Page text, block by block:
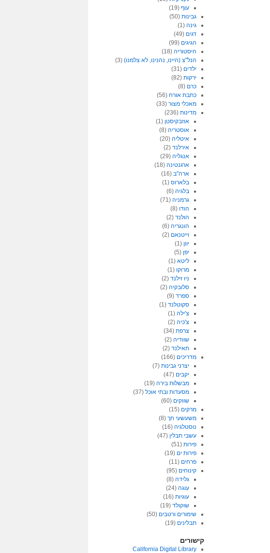
עוף (19)
גבינות(50)
גינה(1)
דגים (49)
הגיגים (99)
היסטוריה(18)
הנל"צ (היינו, נהנינו, לא צלמנו)(3)
ילדים (31)
ירקות(82)
כרם (8)
כתבת אורח (56)
מאכלי מצור(33)
מדינות(236)
אוזבקיסטן (1)
אוסטריה (8)
איטליה (20)
אירלנד (2)
אנגליה (29)
ארגנטינה (18)
ארה"ב (16)
בלארוס (1)
בלגיה (6)
גרמניה (71)
הודו (8)
הולנד (2)
הונגריה (6)
וייטנאם (2)
יוון (1)
יפן (5)
ליטא (1)
מרוקו (1)
ניו זילנד (2)
סלובקיה (2)
ספרד (9)
סקוטלנד (1)
צ'ילה (1)
צ'כיה (2)
צרפת (34)
שוודיה (2)
תאילנד (2)
מדריכים (166)
יצרני גבינות (7)
יקבים (47)
מבשלות בירה (19)
מסעדות ובתי אוכל (37)
שווקים (60)
מרקים (15)
משעשעי חך(8)
נוסטלגיה(16)
עשבי תבלין (47)
פירות(51)
פירות ים (19)
פרחים (11)
קינוחים (95)
גלידה (8)
עוגה (24)
עוגיות (16)
שוקולד (19)
שימורים ורטבים (50)
תבלינים (19)
קישורים
California Digital Library